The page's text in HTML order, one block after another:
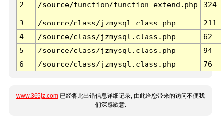
2 /source/function/function_extend.php 324
3 /source/class/jzmysql.class.php
211
4
/source/class/jzmysql.class.php
62
5
/source/class/jzmysql.class.php
94
6
/source/class/jzmysql.class.php 76
www.365jz.com 已经将此出错信息详细记录, 由此给您带来的访问不便我
们深感歉意.